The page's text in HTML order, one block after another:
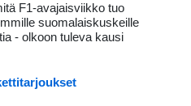
F1-avajaisviikko tuo
suomalaiskuskeille
- olkoon tuleva kausi